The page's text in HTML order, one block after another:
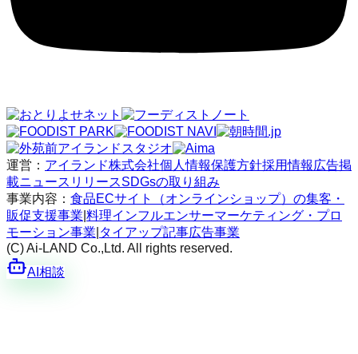
運営： アイランド株式会社個人情報保護方針採用情報広告掲
載ニュースリリースSDGsの取り組み
事業内容： 食品ECサイト（オンラインショップ）の集客・
販促支援事業 料理インフルエンサーマーケティング・プロ
モーション事業 タイアップ記事広告事業
(C) Ai-LAND Co.,Ltd. All rights reserved.
AI相談